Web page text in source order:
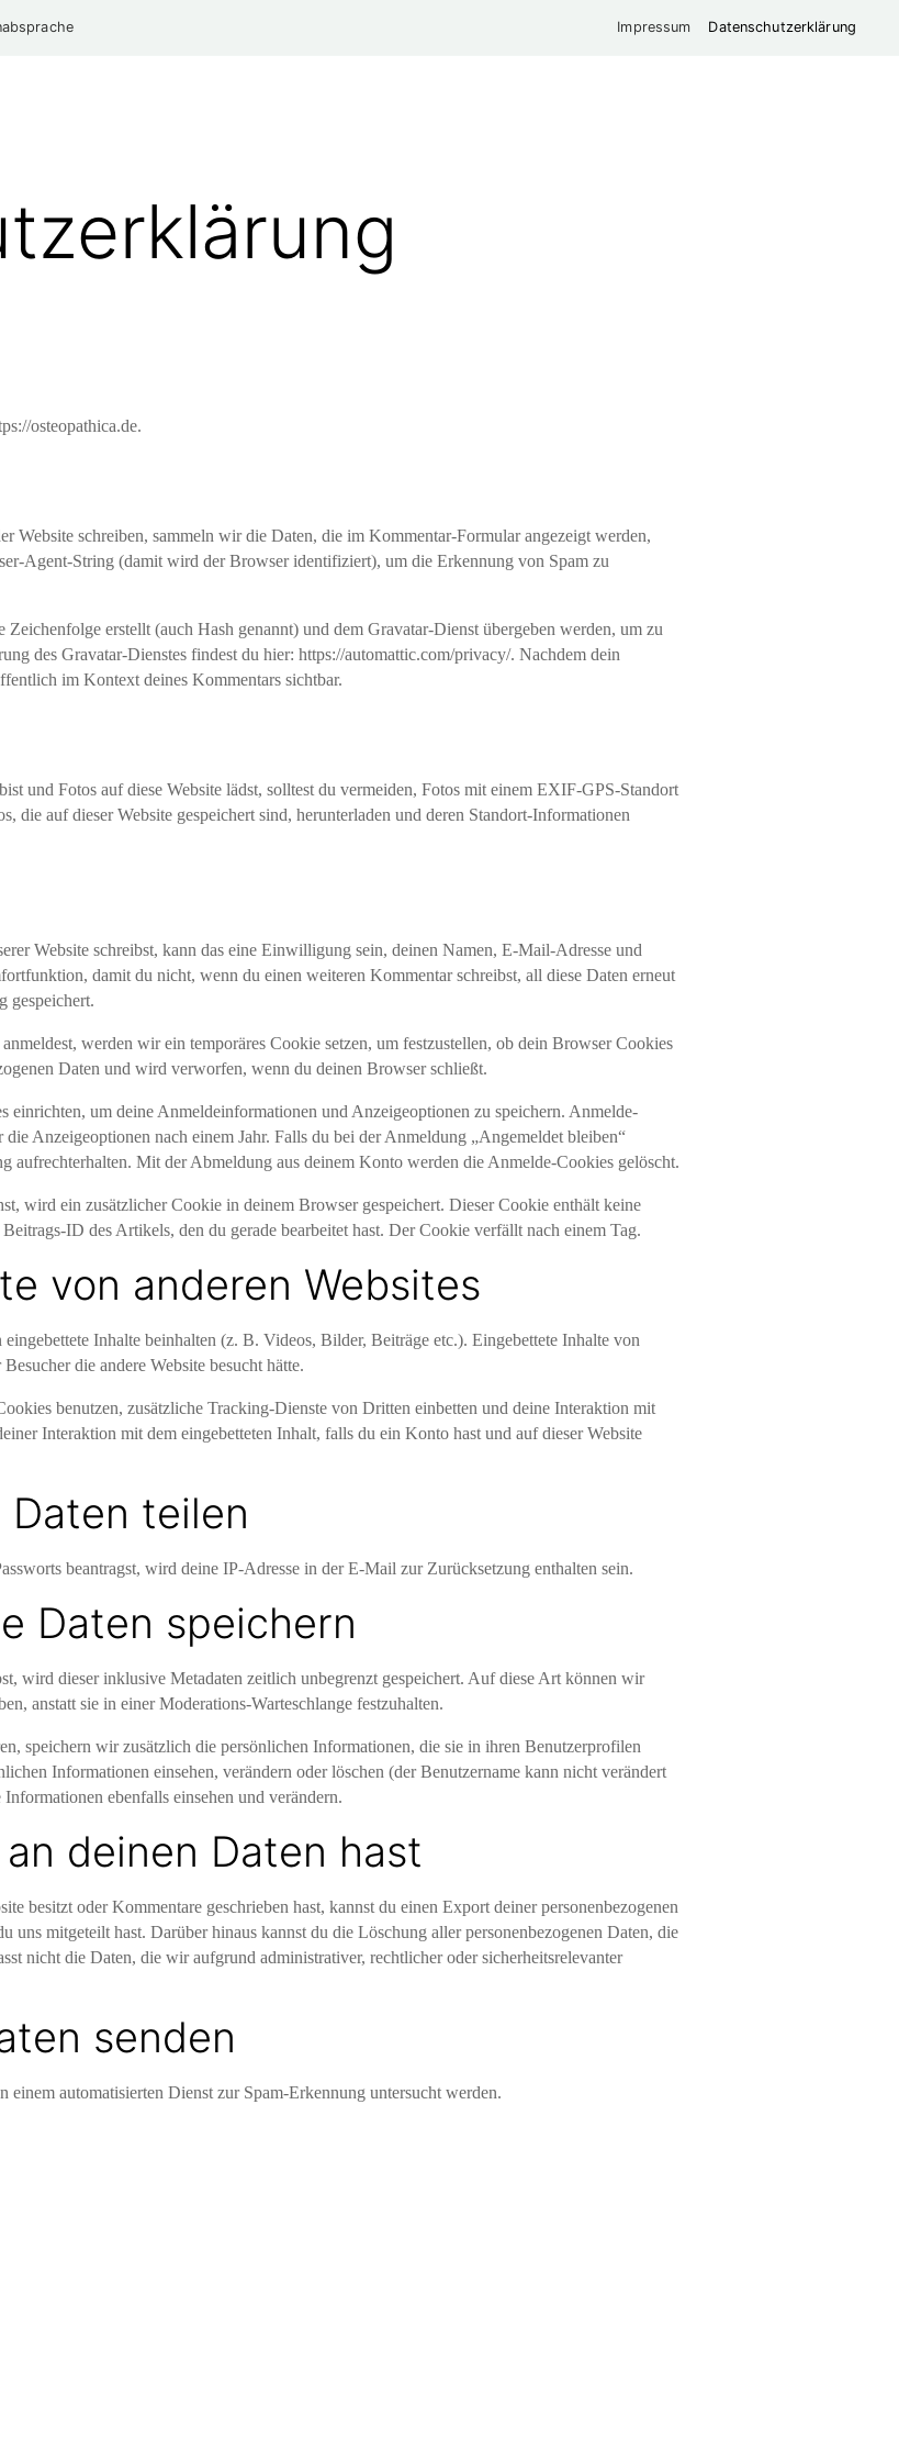
Impressum Datenschutzerklärung
osteopathica.de.
Website schreiben, sammeln wir die Daten, die im Kommentar-Formular angezeigt werden,
Agent-String (damit wird der Browser identifiziert), um die Erkennung von Spam zu
erstellt (auch Hash genannt) und dem Gravatar-Dienst übergeben werden, um zu
des Gravatar-Dienstes findest du hier: https://automattic.com/privacy/. Nachdem dein
im Kontext deines Kommentars sichtbar.
und Fotos auf diese Website lädst, solltest du vermeiden, Fotos mit einem EXIF-GPS-Standort
die auf dieser Website gespeichert sind, herunterladen und deren Standort-Informationen
Website schreibst, kann das eine Einwilligung sein, deinen Namen, E-Mail-Adresse und
damit du nicht, wenn du einen weiteren Kommentar schreibst, all diese Daten erneut
gespeichert.
werden wir ein temporäres Cookie setzen, um festzustellen, ob dein Browser Cookies
Daten und wird verworfen, wenn du deinen Browser schließt.
einrichten, um deine Anmeldeinformationen und Anzeigeoptionen zu speichern. Anmelde-
Anzeigeoptionen nach einem Jahr. Falls du bei der Anmeldung „Angemeldet bleiben“
aufrechterhalten. Mit der Abmeldung aus deinem Konto werden die Anmelde-Cookies gelöscht.
wird ein zusätzlicher Cookie in deinem Browser gespeichert. Dieser Cookie enthält keine
ID des Artikels, den du gerade bearbeitet hast. Der Cookie verfällt nach einem Tag.
von anderen Websites
Inhalte beinhalten (z. B. Videos, Bilder, Beiträge etc.). Eingebettete Inhalte von
die andere Website besucht hätte.
benutzen, zusätzliche Tracking-Dienste von Dritten einbetten und deine Interaktion mit
Interaktion mit dem eingebetteten Inhalt, falls du ein Konto hast und auf dieser Website
teilen
beantragst, wird deine IP-Adresse in der E-Mail zur Zurücksetzung enthalten sein.
Daten speichern
wird dieser inklusive Metadaten zeitlich unbegrenzt gespeichert. Auf diese Art können wir
anstatt sie in einer Moderations-Warteschlange festzuhalten.
speichern wir zusätzlich die persönlichen Informationen, die sie in ihren Benutzerprofilen
Informationen einsehen, verändern oder löschen (der Benutzername kann nicht verändert
ebenfalls einsehen und verändern.
deinen Daten hast
besitzt oder Kommentare geschrieben hast, kannst du einen Export deiner personenbezogenen
uns mitgeteilt hast. Darüber hinaus kannst du die Löschung aller personenbezogenen Daten, die
nicht die Daten, die wir aufgrund administrativer, rechtlicher oder sicherheitsrelevanter
senden
einem automatisierten Dienst zur Spam-Erkennung untersucht werden.